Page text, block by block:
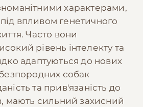
характерами,
впливом генетичного
Часто вони
рівень інтелекту та
адаптуються до нових
собак
та прив'язаність до
мають сильний захисний